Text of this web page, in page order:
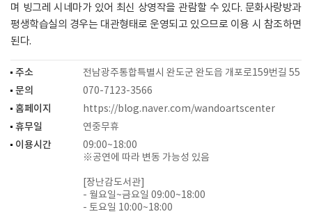
며 빙그레 시네마가 있어 최신 상영작을 관람할 수 있다. 문화사랑방과
평생학습실의 경우는 대관형태로 운영되고 있으므로 이용 시 참조하면
된다.
주소
전남광주통합특별시 완도군 완도읍 개포로159번길 55
문의
070-7123-3566
홈페이지
https://blog.naver.com/wandoartscenter
휴무일
연중무휴
이용시간
09:00~18:00
※공연에 따라 변동 가능성 있음
[장난감도서관]
- 월요일~금요일 09:00~18:00
- 토요일 10:00~18:00